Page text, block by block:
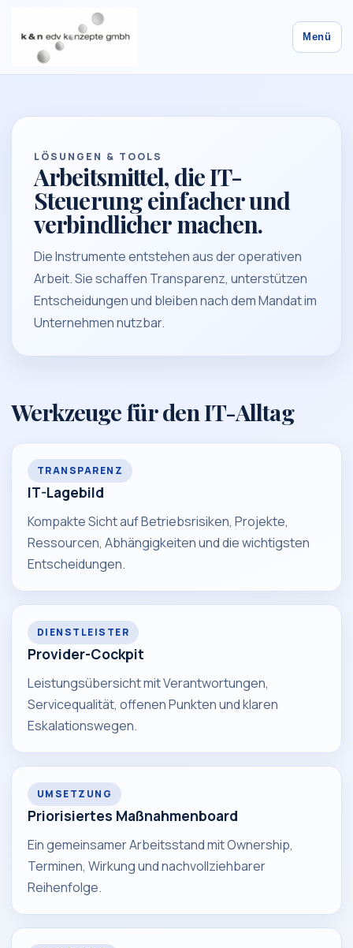
Menü
LÖSUNGEN & TOOLS
Arbeitsmittel, die IT-
Steuerung einfacher und
verbindlicher machen.
Die Instrumente entstehen aus der operativen
Arbeit. Sie schaffen Transparenz, unterstützen
Entscheidungen und bleiben nach dem Mandat im
Unternehmen nutzbar.
Werkzeuge für den IT-Alltag
TRANSPARENZ
IT-Lagebild
Kompakte Sicht auf Betriebsrisiken, Projekte,
Ressourcen, Abhängigkeiten und die wichtigsten
Entscheidungen.
DIENSTLEISTER
Provider-Cockpit
Leistungsübersicht mit Verantwortungen,
Servicequalität, offenen Punkten und klaren
Eskalationswegen.
UMSETZUNG
Priorisiertes Maßnahmenboard
Ein gemeinsamer Arbeitsstand mit Ownership,
Terminen, Wirkung und nachvollziehbarer
Reihenfolge.